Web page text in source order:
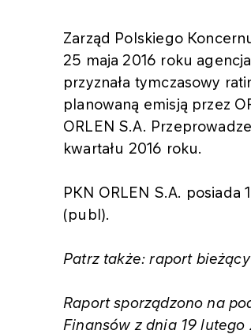
Zarząd Polskiego
25 maja 2016 roku
przyznała tymczasowy
planowaną emisją przez
ORLEN S.A.
kwartału 2016 roku.
PKN ORLEN S.A. posiada
(publ).
Patrz także: raport
Raport sporządzono na
Finansów z dnia 19